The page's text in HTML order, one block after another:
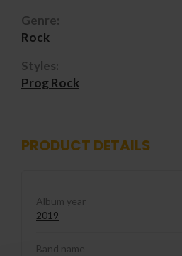
Genre:
Rock
Styles:
Prog Rock
PRODUCT DETAILS
Album year
2019
Band name